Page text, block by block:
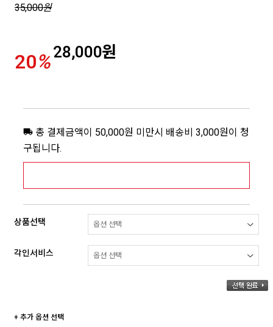
35,000원
20%28,000원
총 결제금액이 50,000원 미만시 배송비 3,000원이 청
구됩니다.
상품선택
각인서비스
+ 추가 옵션 선택